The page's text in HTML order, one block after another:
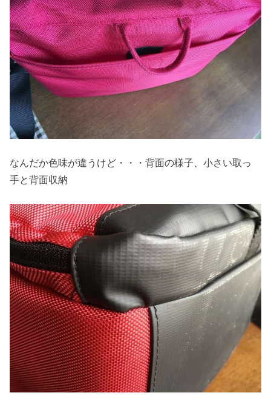
なんだか色味が違うけど・・・背面の様子、小さい取っ
手と背面収納